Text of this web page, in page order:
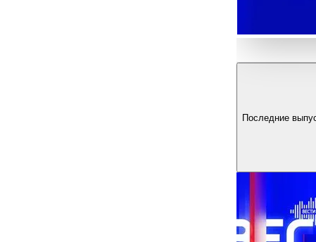
Последние